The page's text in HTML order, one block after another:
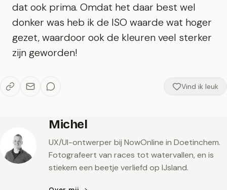
dat ook prima. Omdat het daar best wel
donker was heb ik de ISO waarde wat hoger
gezet, waardoor ook de kleuren veel sterker
zijn geworden!
Vind ik leuk
Michel
UX/UI-ontwerper bij NowOnline in Doetinchem.
Fotografeert van races tot watervallen, en is
stiekem een beetje verliefd op IJsland.